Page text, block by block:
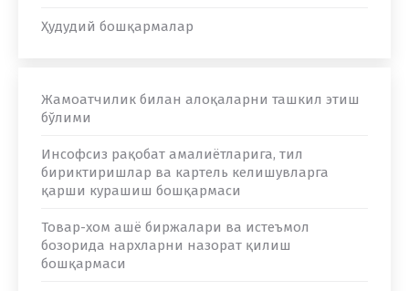
Ҳудудий бошқармалар
Жамоатчилик билан алоқаларни ташкил этиш
бўлими
Инсофсиз рақобат амалиётларига, тил
бириктиришлар ва картель келишувларга
қарши курашиш бошқармаси
Товар-хом ашё биржалари ва истеъмол
бозорида нархларни назорат қилиш
бошқармаси